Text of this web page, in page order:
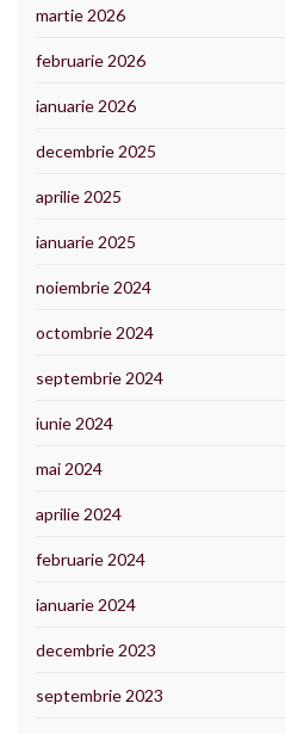
martie 2026
februarie 2026
ianuarie 2026
decembrie 2025
aprilie 2025
ianuarie 2025
noiembrie 2024
octombrie 2024
septembrie 2024
iunie 2024
mai 2024
aprilie 2024
februarie 2024
ianuarie 2024
decembrie 2023
septembrie 2023